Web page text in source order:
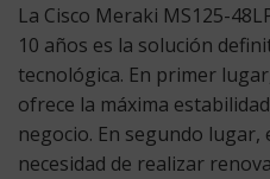
La Cisco Meraki MS125-
10 años es la solución
tecnológica. En primer
ofrece la máxima
negocio. En segundo
necesidad de realizar